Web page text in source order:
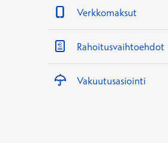
Verkkomaksut
Rahoitusvaihtoehdot
Vakuutusasiointi